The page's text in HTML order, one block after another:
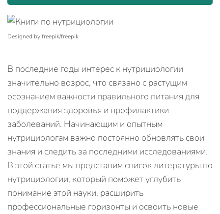
Designed by freepik/freepik
В последние годы интерес к нутрициологии
значительно возрос, что связано с растущим
осознанием важности правильного питания для
поддержания здоровья и профилактики
заболеваний. Начинающим и опытным
нутрициологам важно постоянно обновлять свои
знания и следить за последними исследованиями.
В этой статье мы представим список литературы по
нутрициологии, который поможет углубить
понимание этой науки, расширить
профессиональные горизонты и освоить новые